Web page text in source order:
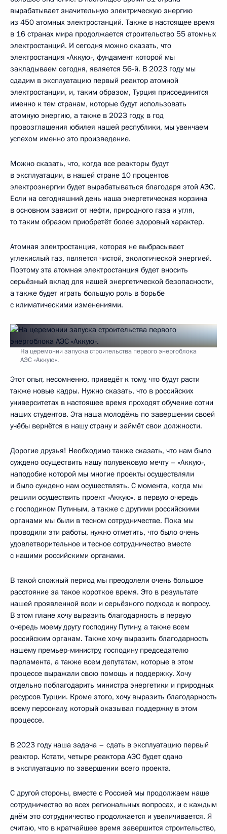
вырабатывает значительную электрическую энергию
из 450 атомных электростанций. Также в настоящее время
в 16 странах мира продолжается строительство 55 атомных
электростанций. И сегодня можно сказать, что
электростанция «Аккую», фундамент которой мы
закладываем сегодня, является 56-й. В 2023 году мы
сдадим в эксплуатацию первый реактор атомной
электростанции, и, таким образом, Турция присоединится
именно к тем странам, которые будут использовать
атомную энергию, а также в 2023 году, в год
провозглашения юбилея нашей республики, мы увенчаем
успехом именно это произведение.
Можно сказать, что, когда все реакторы будут
в эксплуатации, в нашей стране 10 процентов
электроэнергии будет вырабатываться благодаря этой АЭС.
Если на сегодняшний день наша энергетическая корзина
в основном зависит от нефти, природного газа и угля,
то таким образом приобретёт более здоровый характер.
Атомная электростанция, которая не выбрасывает
углекислый газ, является чистой, экологической энергией.
Поэтому эта атомная электростанция будет вносить
серьёзный вклад для нашей энергетической безопасности,
а также будет играть большую роль в борьбе
с климатическими изменениями.
На церемонии запуска строительства первого энергоблока
АЭС «Аккую».
Этот опыт, несомненно, приведёт к тому, что будут расти
также новые кадры. Нужно сказать, что в российских
университетах в настоящее время проходят обучение сотни
наших студентов. Эта наша молодёжь по завершении своей
учёбы вернётся в нашу страну и займёт свои должности.
Дорогие друзья! Необходимо также сказать, что нам было
суждено осуществить нашу полувековую мечту – «Аккую»,
наподобие которой мы многие проекты осуществляли
и было суждено нам осуществлять. С момента, когда мы
решили осуществить проект «Аккую», в первую очередь
с господином Путиным, а также с другими российскими
органами мы были в тесном сотрудничестве. Пока мы
проводили эти работы, нужно отметить, что было очень
удовлетворительное и тесное сотрудничество вместе
с нашими российскими органами.
В такой сложный период мы преодолели очень большое
расстояние за такое короткое время. Это в результате
нашей проявленной воли и серьёзного подхода к вопросу.
В этом плане хочу выразить благодарность в первую
очередь моему другу господину Путину, а также всем
российским органам. Также хочу выразить благодарность
нашему премьер-министру, господину председателю
парламента, а также всем депутатам, которые в этом
процессе выражали свою помощь и поддержку. Хочу
отдельно поблагодарить министра энергетики и природных
ресурсов Турции. Кроме этого, хочу выразить благодарность
всему персоналу, который оказывал поддержку в этом
процессе.
В 2023 году наша задача – сдать в эксплуатацию первый
реактор. Кстати, четыре реактора АЭС будет сдано
в эксплуатацию по завершении всего проекта.
С другой стороны, вместе с Россией мы продолжаем наше
сотрудничество во всех региональных вопросах, и с каждым
днём это сотрудничество продолжается и увеличивается. Я
считаю, что в кратчайшее время завершится строительство,